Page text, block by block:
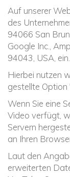
Auf unserer
des
94066 San
Google Inc.,
94043, USA, ein.
Hierbei nutzen
gestellte Option
Wenn Sie eine
Video verfügt,
Servern
an Ihren
Laut den
erweiterten